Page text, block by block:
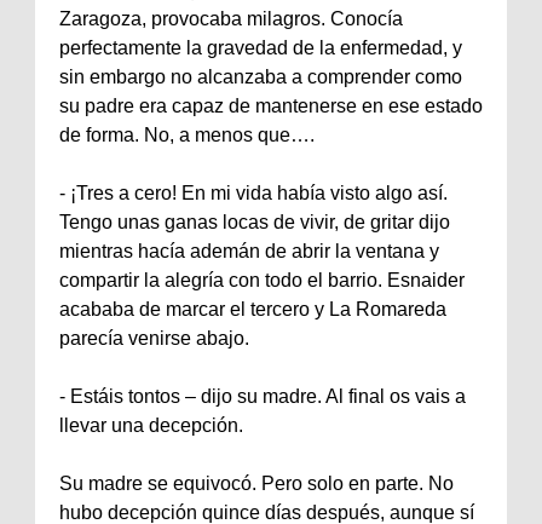
Zaragoza, provocaba milagros. Conocía
perfectamente la gravedad de la enfermedad, y
sin embargo no alcanzaba a comprender como
su padre era capaz de mantenerse en ese estado
de forma. No, a menos que….
‐ ¡Tres a cero! En mi vida había visto algo así.
Tengo unas ganas locas de vivir, de gritar dijo
mientras hacía ademán de abrir la ventana y
compartir la alegría con todo el barrio. Esnaider
acababa de marcar el tercero y La Romareda
parecía venirse abajo.
‐ Estáis tontos – dijo su madre. Al final os vais a
llevar una decepción.
Su madre se equivocó. Pero solo en parte. No
hubo decepción quince días después, aunque sí